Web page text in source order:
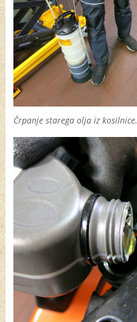
Črpanje starega olja iz kosilnice.